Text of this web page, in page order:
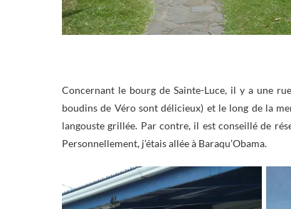
Concernant le bourg de Sainte-Luce, il y a une
boudins de Véro sont délicieux) et le long de la
langouste grillée. Par contre, il est conseillé de
Personnellement, j’étais allée à Baraqu’Obama.